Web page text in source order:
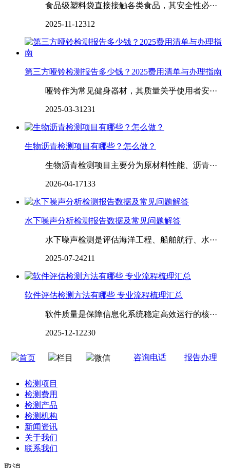
食品级塑料袋直接接触各类食品，其安全性必···
2025-11-12312
第三方哑铃检测报告多少钱？2025费用清单与办理指南
哑铃作为常见健身器材，其质量关乎使用者安···
2025-03-31 231
生物沥青检测项目有哪些？怎么做？
生物沥青检测项目主要分为原材料性能、沥青···
2026-04-17133
水下噪声分析检测报告数据及常见问题解答
水下噪声检测是评估海洋工程、船舶航行、水···
2025-07-24211
软件评估检测方法有哪些 专业流程梳理汇总
软件质量是保障信息化系统稳定高效运行的核···
2025-12-12230
首页 栏目 微信 咨询电话 报告办理
检测项目
检测费用
检测产品
检测机构
新闻资讯
关于我们
联系我们